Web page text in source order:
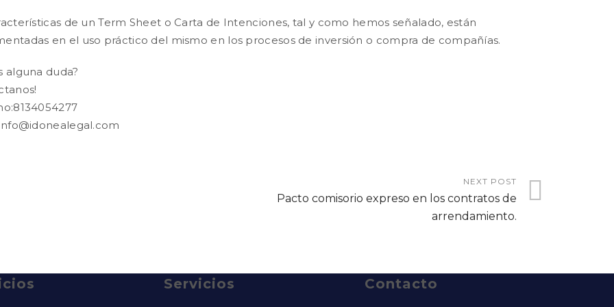
de un Term Sheet o Carta de Intenciones, tal y como hemos señalado, están
en el uso práctico del mismo en los procesos de inversión o compra de compañías.
alguna duda?
NEXT POST
Pacto comisorio expreso en los contratos de
arrendamiento.
Servicios Contacto